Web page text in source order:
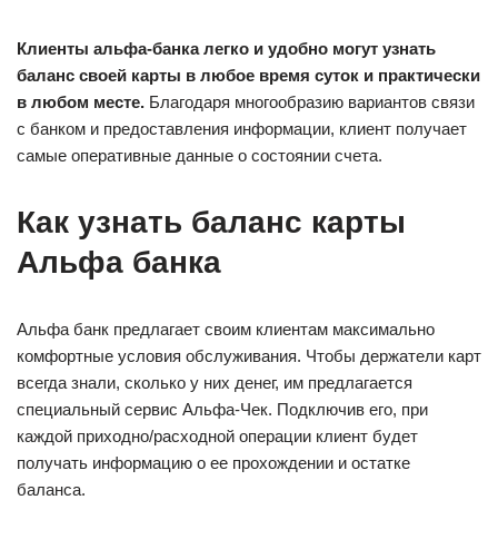
Клиенты альфа-банка легко и удобно могут узнать
баланс своей карты в любое время суток и практически
в любом месте. Благодаря многообразию вариантов связи
с банком и предоставления информации, клиент получает
самые оперативные данные о состоянии счета.
Как узнать баланс карты
Альфа банка
Альфа банк предлагает своим клиентам максимально
комфортные условия обслуживания. Чтобы держатели карт
всегда знали, сколько у них денег, им предлагается
специальный сервис Альфа-Чек. Подключив его, при
каждой приходно/расходной операции клиент будет
получать информацию о ее прохождении и остатке
баланса.